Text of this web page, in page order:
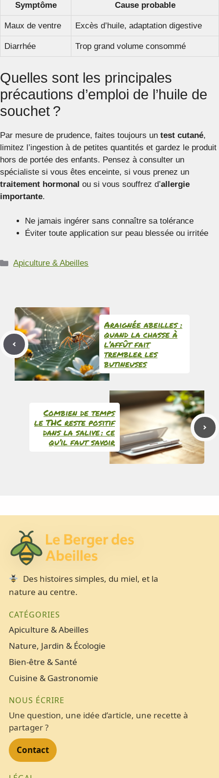
Symptôme Cause probable
Maux de ventre Excès d’huile, adaptation digestive
Diarrhée Trop grand volume consommé
Quelles sont les principales
précautions d’emploi de l’huile de
souchet ?
Par mesure de prudence, faites toujours un test cutané,
limitez l’ingestion à de petites quantités et gardez le produit
hors de portée des enfants. Pensez à consulter un
spécialiste si vous êtes enceinte, si vous prenez un
traitement hormonal ou si vous souffrez d’allergie
importante.
Ne jamais ingérer sans connaître sa tolérance
Éviter toute application sur peau blessée ou irritée
Catégories
Apiculture & Abeilles
Araignée abeilles :
quand la chasse à
l’affût fait
trembler les
butineuses
Combien de temps
le THC reste positif
dans la salive : ce
qu’il faut savoir
Des histoires simples, du miel, et la
nature au centre.
CATÉGORIES
Apiculture & Abeilles
Nature, Jardin & Écologie
Bien-être & Santé
Cuisine & Gastronomie
NOUS ÉCRIRE
Une question, une idée d’article, une recette à
partager ?
Contact